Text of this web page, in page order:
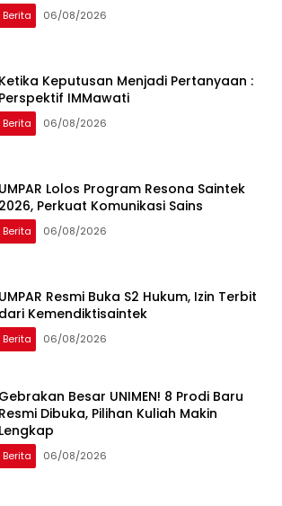
Berita 06/08/2026
Ketika Keputusan Menjadi Pertanyaan :
Perspektif IMMawati
Berita 06/08/2026
UMPAR Lolos Program Resona Saintek
2026, Perkuat Komunikasi Sains
Berita 06/08/2026
UMPAR Resmi Buka S2 Hukum, Izin Terbit
dari Kemendiktisaintek
Berita 06/08/2026
Gebrakan Besar UNIMEN! 8 Prodi Baru
Resmi Dibuka, Pilihan Kuliah Makin
Lengkap
Berita 06/08/2026